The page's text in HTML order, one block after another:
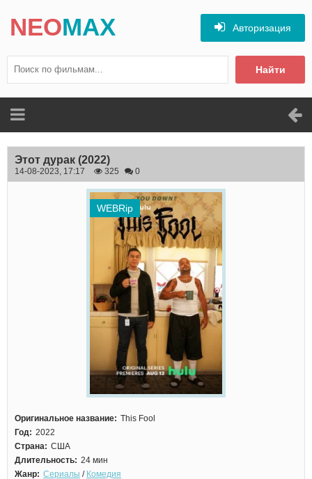
NEOMAX
Найти
Авторизация
Этот дурак (2022)
14-08-2023, 17:17 325 0
WEBRip
Оригинальное название: This Fool
Год: 2022
Страна: США
Длительность: 24 мин
Жанр: Сериалы / Комедия